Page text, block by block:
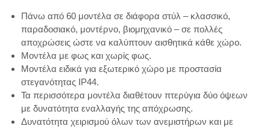
Πάνω από 60 μοντέλα σε διάφορα στύλ – κλασσικό,
παραδοσιακό, μοντέρνο, βιομηχανικό – σε πολλές
αποχρώσεις ώστε να καλύπτουν αισθητικά κάθε χώρο.
Μοντέλα με φως και χωρίς φως.
Μοντέλα ειδικά για εξωτερικό χώρο με προστασία
στεγανότητας IP44.
Τα περισσότερα μοντέλα διαθέτουν πτερύγια δύο όψεων
με δυνατότητα εναλλαγής της απόχρωσης.
Δυνατότητα χειρισμού όλων των ανεμιστήρων και με